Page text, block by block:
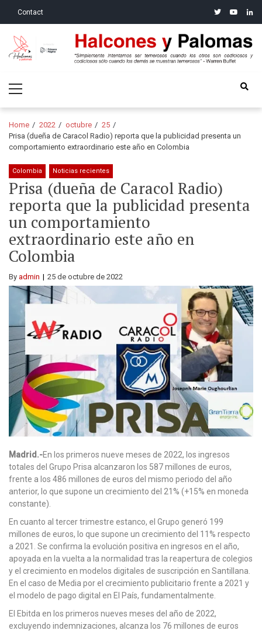
Contact twitteryoutube
Halcones y Palomas
Menu
Home 2022 octubre
25
Prisa (dueña de Caracol Radio) reporta que la publicidad presenta un
comportamiento extraordinario este año en Colombia
Colombia Noticias recientes
Prisa (dueña de Caracol Radio)
reporta que la publicidad presenta
un comportamiento
extraordinario este año en
Colombia
By admin 25 de octubre de 2022
Madrid.-En los primeros nueve meses de 2022, los ingresos
totales del Grupo Prisa alcanzaron los 587 millones de euros,
frente a los 486 millones de euros del mismo periodo del año
anterior, lo que supone un crecimiento del 21% (+15% en moneda
constante).
En cuanto al tercer trimestre estanco, el Grupo generó 199
millones de euros, lo que supone un crecimiento del 11% respecto
a 2021. Se confirma la evolución positiva en ingresos en el año,
apoyada en la vuelta a la normalidad tras la reapertura de colegios
y el crecimiento en modelos digitales de suscripción en Santillana.
En el caso de Media por el crecimiento publicitario frente a 2021 y
el modelo de pago digital en El País, fundamentalmente.
El Ebitda en los primeros nueves meses del año de 2022,
excluyendo indemnizaciones, alcanza los 76 millones de euros